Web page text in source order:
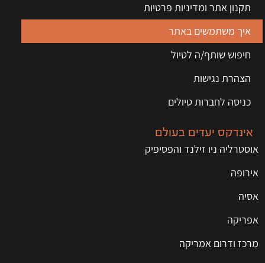
תקנון אתר ומדיניות פרטיות
איך משתמשים באתר
חיפוש שותף/ה לטיול
הצהרת נגישות
כניסה לחברות טיולים
אינדקס יעדים בעולם
אוסטרליה ניו זילנד והפסיפיק
אירופה
אסיה
אפריקה
מרכז ודרום אמריקה